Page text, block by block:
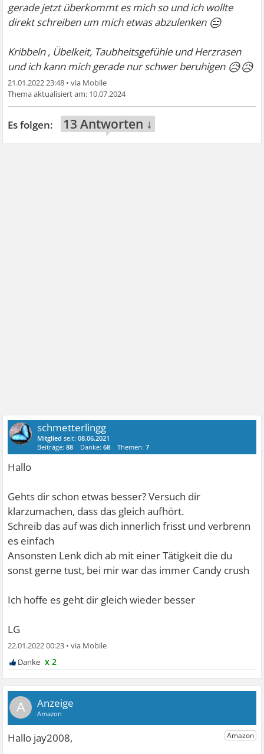
gerade jetzt überkommt es mich so und ich wollte
direkt schreiben um mich etwas abzulenken 😑
Kribbeln , Übelkeit, Taubheitsgefühle und Herzrasen
und ich kann mich gerade nur schwer beruhigen 😥😥
21.01.2022 23:48 •
10.07.2024
13 Antworten ↓
schmetterlingg
Mitglied seit:08.06.2021
Beiträge:88 Danke:68 Themen:7
Hallo
Gehts dir schon etwas besser? Versuch dir
klarzumachen, dass das gleich aufhört.
Schreib das auf was dich innerlich frisst und verbrenn
es einfach
Ansonsten Lenk dich ab mit einer Tätigkeit die du
sonst gerne tust, bei mir war das immer Candy crush
Ich hoffe es geht dir gleich wieder besser
LG
22.01.2022 00:23 •
x 2
A